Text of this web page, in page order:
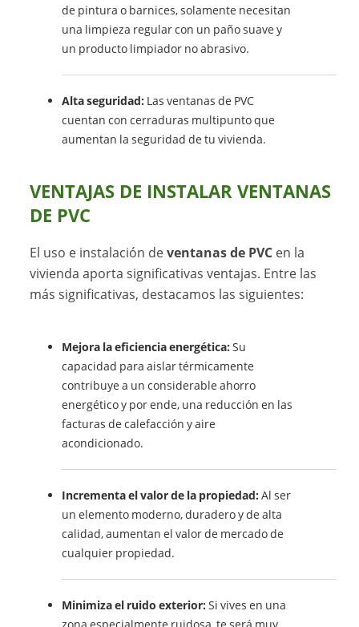
de pintura o barnices, solamente necesitan
una limpieza regular con un paño suave y
un producto limpiador no abrasivo.
Alta seguridad: Las ventanas de PVC
cuentan con cerraduras multipunto que
aumentan la seguridad de tu vivienda.
VENTAJAS DE INSTALAR VENTANAS
DE PVC
El uso e instalación deventanas de PVC en la
vivienda aporta significativas ventajas. Entre las
más significativas, destacamos las siguientes:
Mejora la eficiencia energética: Su
capacidad para aislar térmicamente
contribuye a un considerable ahorro
energético y por ende, una reducción en las
facturas de calefacción y aire
acondicionado.
Incrementa el valor de la propiedad: Al ser
un elemento moderno, duradero y de alta
calidad, aumentan el valor de mercado de
cualquier propiedad.
Minimiza el ruido exterior: Si vives en una